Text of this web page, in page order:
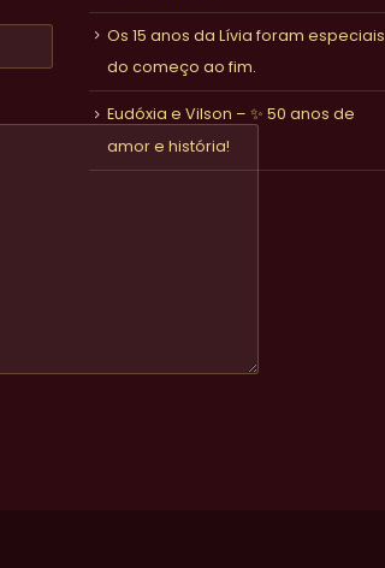
Os 15 anos da Lívia foram especiais
do começo ao fim.
Eudóxia e Vilson – ✨ 50 anos de
amor e história!